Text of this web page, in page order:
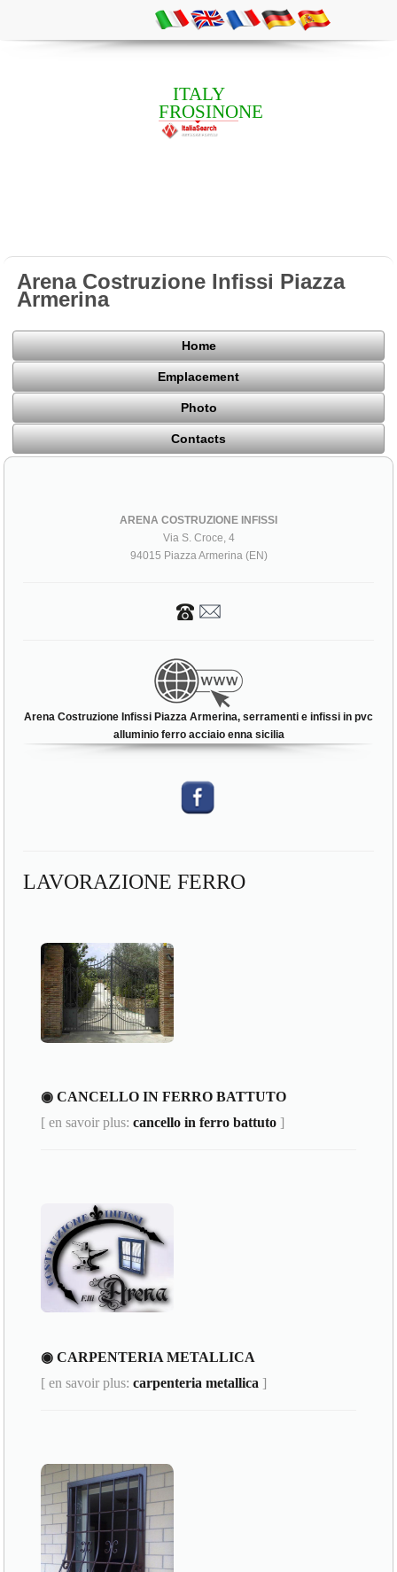
ITALY
FROSINONE
Arena Costruzione Infissi Piazza
Armerina
Home
Emplacement
Photo
Contacts
ARENA COSTRUZIONE INFISSI
Via S. Croce, 4
94015 Piazza Armerina (EN)
Arena Costruzione Infissi Piazza Armerina, serramenti e infissi in pvc
alluminio ferro acciaio enna sicilia
LAVORAZIONE FERRO
◉ CANCELLO IN FERRO BATTUTO
[ en savoir plus:cancello in ferro battuto ]
◉ CARPENTERIA METALLICA
[ en savoir plus:carpenteria metallica ]